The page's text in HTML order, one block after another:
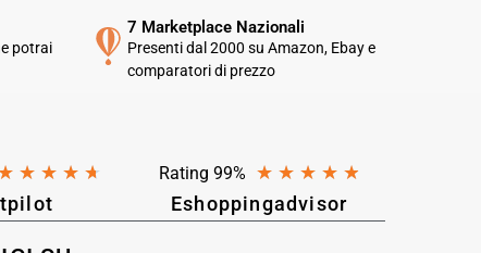
potrai
7 Marketplace Nazionali
Presenti dal 2000 su Amazon, Ebay e
comparatori di prezzo
★ ★ ★ ★ Rating 99% ★ ★ ★ ★ ★
Eshoppingadvisor